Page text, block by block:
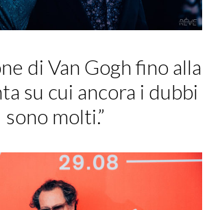
di Van Gogh fino alla
su cui ancora i dubbi
sono molti.”